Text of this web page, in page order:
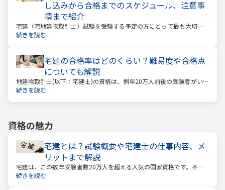
し込みから合格までのスケジュール、注意事
項まで紹介
宅建（宅地建物取引士）試験を受験する予定の方にとって最も大切な
情報は「試験日」です。いつから勉強を始めるか、もう始めているな
続きを読む
宅建の合格率はどのくらい？難易度や合格点
についても解説
地建物取引士(以下：宅建士)の資格は、例年20万人前後の受験者がいる
人気資格。 その試験の合格率は15～18%程度であり、過去10年の平均
続きを読む
資格の魅力
宅建とは？試験概要や宅建士の仕事内容、メ
リットまで解説
宅建は、この数年受験者数20万人を超える人気の国家資格です。不動
産業に携わる人をはじめ、他業種、学生、主婦まで、さまざまな方が
続きを読む